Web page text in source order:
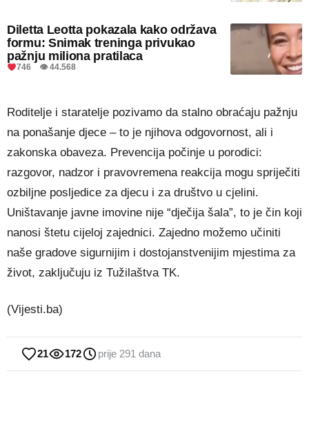
Diletta Leotta pokazala kako održava
formu: Snimak treninga privukao
pažnju miliona pratilaca
746 👁 44.568
Roditelje i staratelje pozivamo da stalno obraćaju pažnju
na ponašanje djece – to je njihova odgovornost, ali i
zakonska obaveza. Prevencija počinje u porodici:
razgovor, nadzor i pravovremena reakcija mogu spriječiti
ozbiljne posljedice za djecu i za društvo u cjelini.
Uništavanje javne imovine nije “dječija šala”, to je čin koji
nanosi štetu cijeloj zajednici. Zajedno možemo učiniti
naše gradove sigurnijim i dostojanstvenijim mjestima za
život, zaključuju iz Tužilaštva TK.
(Vijesti.ba)
21 172 prije 291 dana